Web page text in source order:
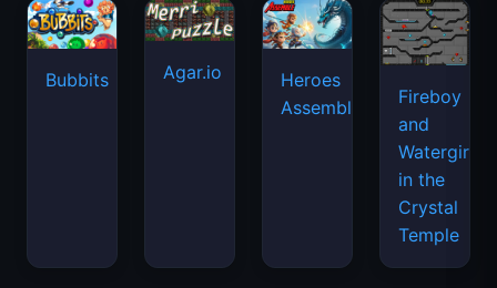
Bubbits Agar.io
Heroes
Assemble
Fireboy
and
Watergirl
in the
Crystal
Temple